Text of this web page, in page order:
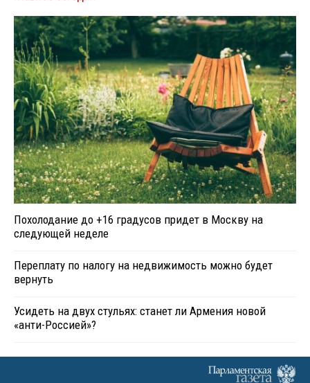
Похолодание до +16 градусов придет в Москву на
следующей неделе
Переплату по налогу на недвижимость можно будет
вернуть
Усидеть на двух стульях: станет ли Армения новой
«анти-Россией»?